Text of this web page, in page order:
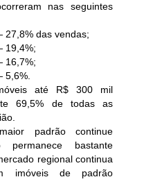
nas seguintes
das vendas;
19,4%;
16,7%;
5,6%.
até R$ 300 mil
69,5% de todas as
padrão continue
permanece bastante
regional continua
imóveis de padrão